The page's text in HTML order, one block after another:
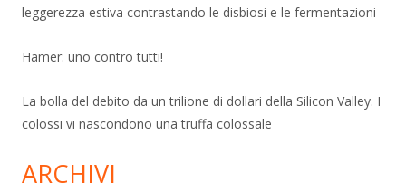
leggerezza estiva contrastando le disbiosi e le fermentazioni
Hamer: uno contro tutti!
La bolla del debito da un trilione di dollari della Silicon Valley. I
colossi vi nascondono una truffa colossale
ARCHIVI